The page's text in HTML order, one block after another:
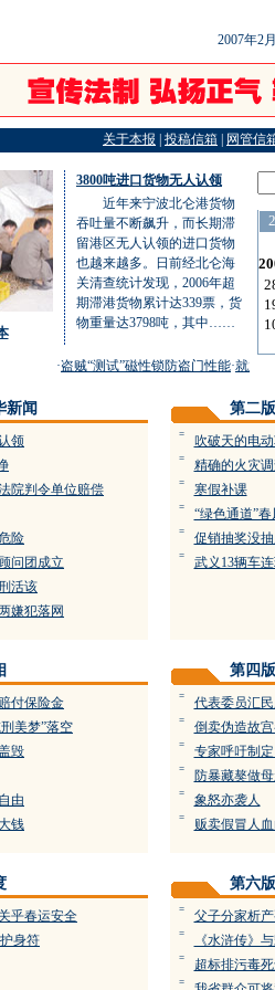
2007年2
关于本报 投稿信箱 网管信
3800吨进口货物无人认领
近年来宁波北仑港货物
吞吐量不断飙升，而长期滞
留港区无人认领的进口货物
也越来越多。日前经北仑海
关清查统计发现，2006年超
期滞港货物累计达339票，货
物重量达3798吨，其中……
盗贼“测试”磁性锁防盗门性能·就业促
新闻
领
院判令单位赔偿
险
问团成立
活该
嫌犯落网
第二
= 吹破天的电
= 精确的火灾
= 寒假补课
= “绿色通道”春
= 促销抽奖没
= 武义13辆车
付保险金
美梦”落空
毁
由
钱
第四
= 代表委员汇
= 倒卖伪造故
= 专家呼吁制
= 防暴藏獒做
= 象怒亦袭人
= 贩卖假冒人
乎春运安全
身符
第六
= 父子分家析
= 《水浒传》
= 超标排污毒
=